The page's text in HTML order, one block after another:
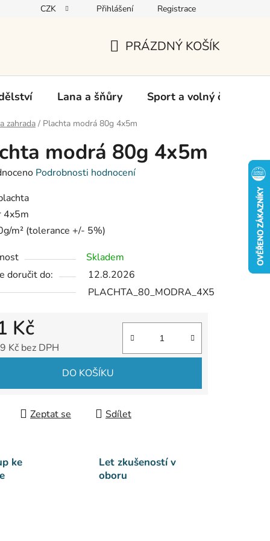
CZK Přihlášení Registrace
KOŠÍK
PRÁZDNÝ KOŠÍK
Lana a šňůry Sport a volný čas
zahrada / Plachta modrá 80g 4x5m
modrá 80g 4x5m
Podrobnosti hodnocení
4x5m
m² (tolerance +/- 5%)
Skladem
doručit do:
12.8.2026
PLACHTA_80_MODRA_4X5
Kč
Kč bez DPH
DO KOŠÍKU
Zeptat se Sdílet
ke
Let zkušeností v
oboru